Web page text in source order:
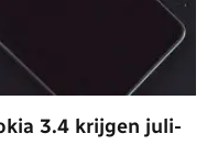
3.4 krijgen juli-